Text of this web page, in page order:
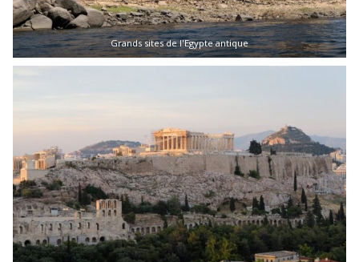
Grands sites de l'Egypte antique